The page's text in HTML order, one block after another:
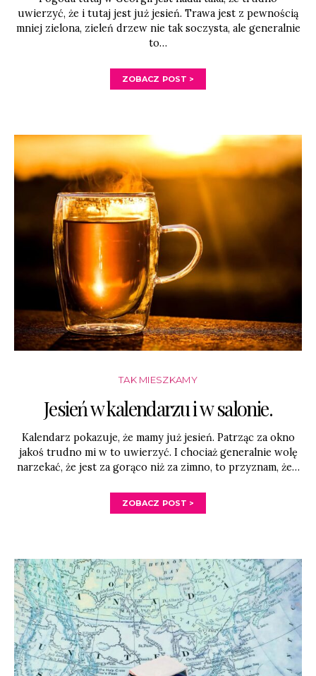
uwierzyć, że i tutaj jest już jesień. Trawa jest z pewnością
mniej zielona, zieleń drzew nie tak soczysta, ale generalnie
to…
ZOBACZ POST >
TAK MIESZKAMY
Jesień w kalendarzu i w salonie.
Kalendarz pokazuje, że mamy już jesień. Patrząc za okno
jakoś trudno mi w to uwierzyć. I chociaż generalnie wolę
narzekać, że jest za gorąco niż za zimno, to przyznam, że…
ZOBACZ POST >